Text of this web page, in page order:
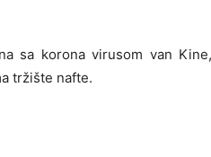
sa korona virusom van
tržište nafte.